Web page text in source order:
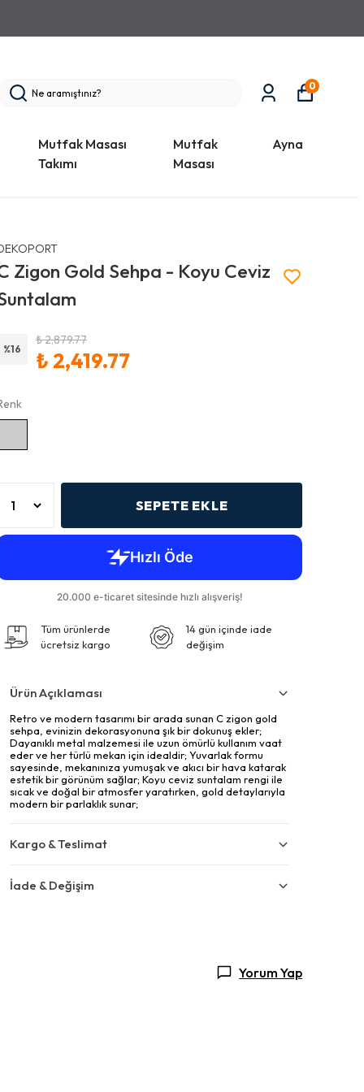
Mutfak Masası
Takımı
Mutfak
Masası
Ayna
0
Zigon Gold Sehpa - Koyu Ceviz
%16
₺ 2,879.77
₺ 2,419.77
SEPETE EKLE
Tüm ürünlerde
ücretsiz kargo
14 gün içinde iade
değişim
Ürün Açıklaması
Retro ve modern tasarımı bir arada sunan C zigon gold
sehpa, evinizin dekorasyonuna şık bir dokunuş ekler;
Dayanıklı metal malzemesi ile uzun ömürlü kullanım vaat
eder ve her türlü mekan için idealdir; Yuvarlak formu
sayesinde, mekanınıza yumuşak ve akıcı bir hava katarak
estetik bir görünüm sağlar; Koyu ceviz suntalam rengi ile
sıcak ve doğal bir atmosfer yaratırken, gold detaylarıyla
modern bir parlaklık sunar;
Kargo & Teslimat
İade & Değişim
Yorum Yap